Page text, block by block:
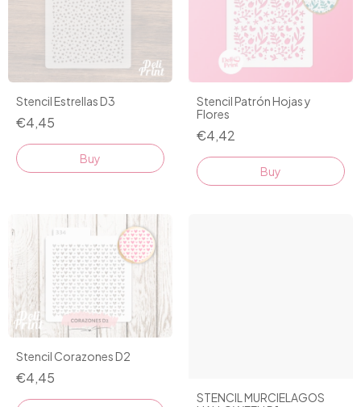
Stencil Estrellas D3
€4,45
Stencil Patrón Hojas y
Flores
€4,42
Stencil Corazones D2
€4,45
STENCIL MURCIELAGOS